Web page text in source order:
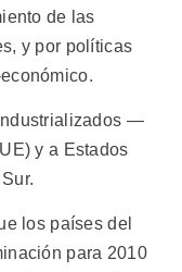
de las
y por políticas
—
y a Estados
los países del
para 2010